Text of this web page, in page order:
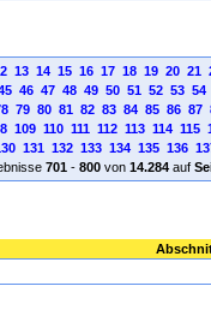
13 14 15 16 17 18 19 20 21
46 47 48 49 50 51 52 53 54
79 80 81 82 83 84 85 86 87
109 110 111 112 113 114 115
131 132 133 134 135 136
701- 800von 14.284auf